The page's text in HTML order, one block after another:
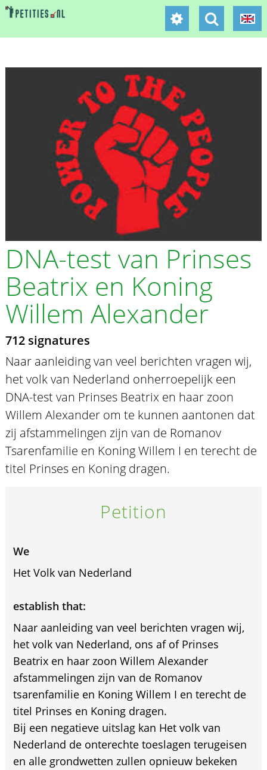
DNA-test van Prinses
Beatrix en Koning
Willem Alexander
712 signatures
Naar aanleiding van veel berichten vragen wij,
het volk van Nederland onherroepelijk een
DNA-test van Prinses Beatrix en haar zoon
Willem Alexander om te kunnen aantonen dat
zij afstammelingen zijn van de Romanov
Tsarenfamilie en Koning Willem I en terecht de
titel Prinses en Koning dragen.
Petition
We
Het Volk van Nederland
establish that:
Naar aanleiding van veel berichten vragen wij,
het volk van Nederland, ons af of Prinses
Beatrix en haar zoon Willem Alexander
afstammelingen zijn van de Romanov
tsarenfamilie en Koning Willem I en terecht de
titel Prinses en Koning dragen.
Bij een negatieve uitslag kan Het volk van
Nederland de onterechte toeslagen terugeisen
en alle grondwetten zullen opnieuw bekeken